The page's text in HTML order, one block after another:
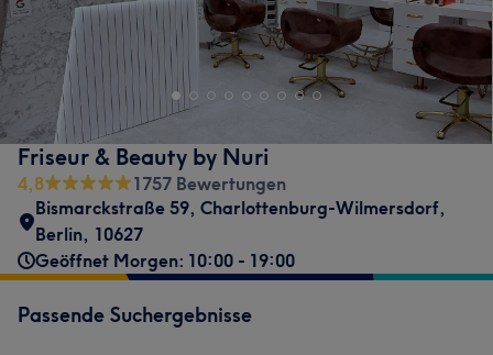
Friseur & Beauty by Nuri
4,8
1757 Bewertungen
Bismarckstraße 59, Charlottenburg-Wilmersdorf,
Berlin, 10627
Geöffnet Morgen: 10:00 - 19:00
Passende Suchergebnisse